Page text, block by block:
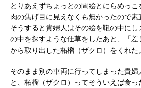
とりあえずちょっとの間絵とにらめっ
肉の焦げ目に見えなくも無かったので素
そうすると貴婦人はその絵を鞄の中に
の中を探すような仕草をしたあと、「
から取り出した柘榴（ザクロ）をくれた。
そのまま別の車両に行ってしまった貴
と、柘榴（ザクロ）ってそういえば食